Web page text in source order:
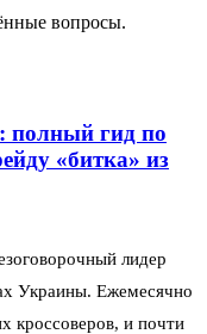
вопросы.
полный гид по
«битка» из
лидер
Украины. Ежемесячно
кроссоверов, и почти